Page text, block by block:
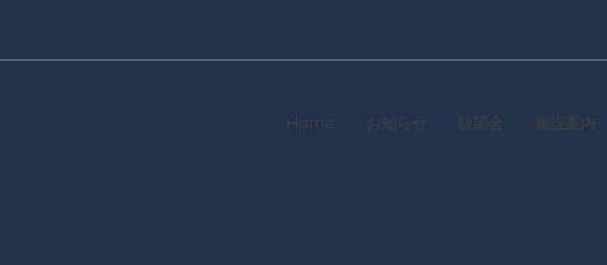
Home お知らせ 観望会 施設案内